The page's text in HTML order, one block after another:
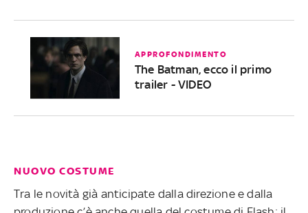
APPROFONDIMENTO
The Batman, ecco il primo
trailer - VIDEO
NUOVO COSTUME
Tra le novità già anticipate dalla direzione e dalla